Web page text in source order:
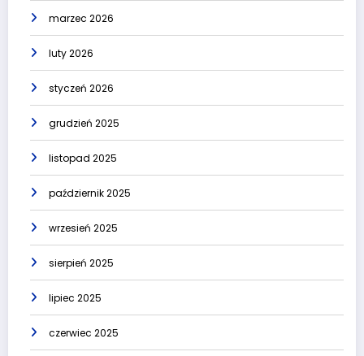
marzec 2026
luty 2026
styczeń 2026
grudzień 2025
listopad 2025
październik 2025
wrzesień 2025
sierpień 2025
lipiec 2025
czerwiec 2025